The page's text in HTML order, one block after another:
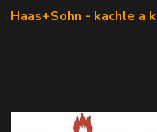
Haas+Sohn - kachle a